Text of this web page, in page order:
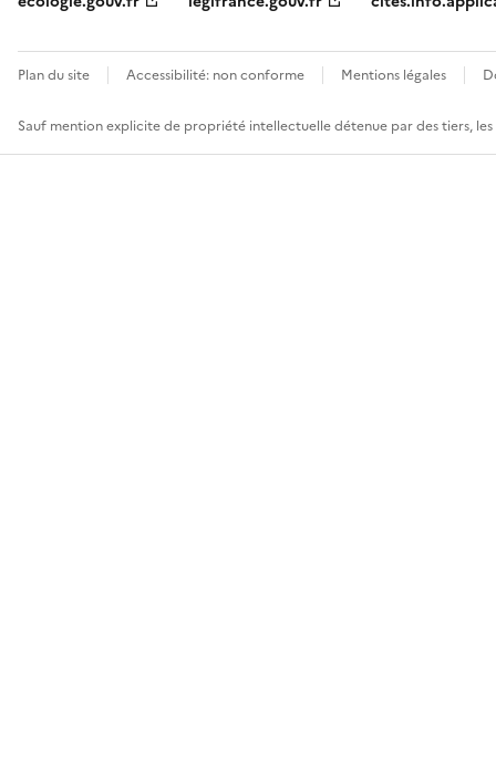
Plan du site Accessibilité: non conforme Mentions légales
Sauf mention explicite de propriété intellectuelle détenue par des tiers,